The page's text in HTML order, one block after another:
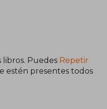
Puedes Repetir
estén presentes todos